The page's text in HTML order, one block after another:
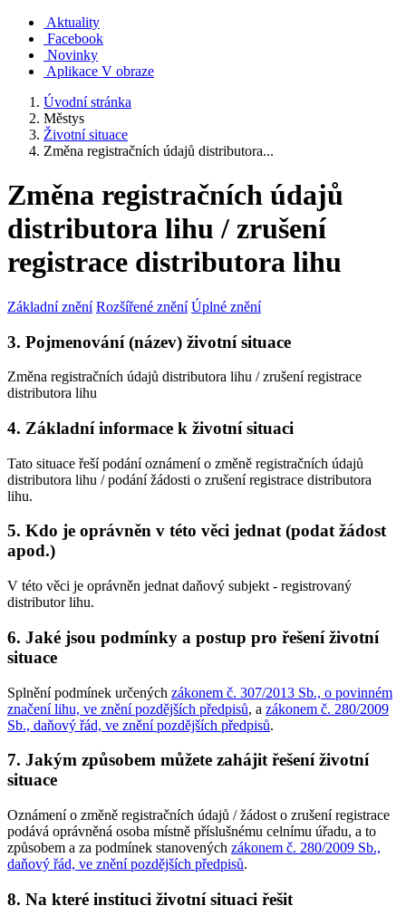
Aktuality
Facebook
Novinky
Aplikace V obraze
Úvodní stránka
Městys
Životní situace
Změna registračních údajů distributora...
Změna registračních údajů
distributora lihu / zrušení
registrace distributora lihu
Základní znění Rozšířené znění Úplné znění
3. Pojmenování (název) životní situace
Změna registračních údajů distributora lihu / zrušení registrace
distributora lihu
4. Základní informace k životní situaci
Tato situace řeší podání oznámení o změně registračních údajů
distributora lihu / podání žádosti o zrušení registrace distributora
lihu.
5. Kdo je oprávněn v této věci jednat (podat žádost
apod.)
V této věci je oprávněn jednat daňový subjekt - registrovaný
distributor lihu.
6. Jaké jsou podmínky a postup pro řešení životní
situace
Splnění podmínek určených zákonem č. 307/2013 Sb., o povinném
značení lihu, ve znění pozdějších předpisů, a zákonem č. 280/2009
Sb., daňový řád, ve znění pozdějších předpisů.
7. Jakým způsobem můžete zahájit řešení životní
situace
Oznámení o změně registračních údajů / žádost o zrušení registrace
podává oprávněná osoba místně příslušnému celnímu úřadu, a to
způsobem a za podmínek stanovených zákonem č. 280/2009 Sb.,
daňový řád, ve znění pozdějších předpisů.
8. Na které instituci životní situaci řešit